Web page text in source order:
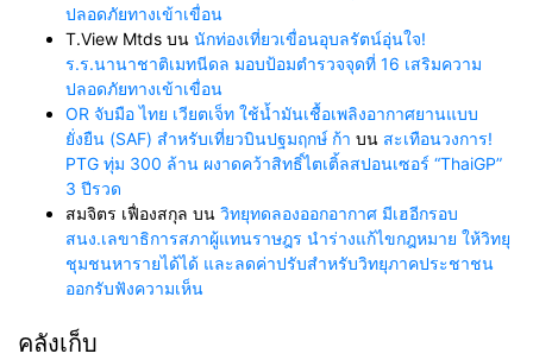
ปลอดภัยทางเข้าเขื่อน
T.View Mtds บน นักท่องเที่ยวเขื่อนอุบลรัตน์อุ่นใจ!
ร.ร.นานาชาติเมทนีดล มอบป้อมตำรวจจุดที่ 16 เสริมความ
ปลอดภัยทางเข้าเขื่อน
OR จับมือ ไทย เวียตเจ็ท ใช้น้ำมันเชื้อเพลิงอากาศยานแบบ
ยั่งยืน (SAF) สำหรับเที่ยวบินปฐมฤกษ์ ก้า บน สะเทือนวงการ!
PTG ทุ่ม 300 ล้าน ผงาดคว้าสิทธิ์ไตเติ้ลสปอนเซอร์ “ThaiGP”
3 ปีรวด
สมจิตร เฟื่องสกุล บน วิทยุทดลองออกอากาศ มีเฮอีกรอบ
สนง.เลขาธิการสภาผู้แทนราษฎร นำร่างแก้ไขกฎหมาย ให้วิทยุ
ชุมชนหารายได้ได้ และลดค่าปรับสำหรับวิทยุภาคประชาชน
ออกรับฟังความเห็น
คลังเก็บ